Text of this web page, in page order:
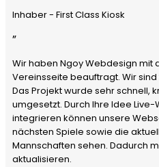
Inhaber - First Class Kiosk
”
Wir haben Ngoy Webdesign mit
Vereinsseite beauftragt. Wir
Das Projekt wurde sehr schnell,
umgesetzt. Durch Ihre Idee
integrieren können unsere
nächsten Spiele sowie die
Mannschaften sehen. Dadurch
aktualisieren.